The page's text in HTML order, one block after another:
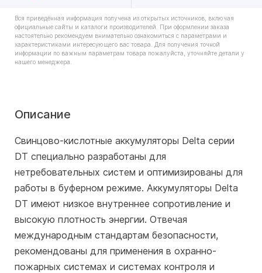
Вся приведённая информация получена из открытых источников, включая
официальные сайты и каталоги производителей. При оформлении заказа
настоятельно рекомендуем внимательно ознакомиться с параметрами и
характеристиками интересующего вас товара. Для получения точной
информации по важным параметрам товара пожалуйста, уточняйте детали у
нашего менеджера.
Описание
Свинцово-кислотные аккумуляторы Delta серии
DT специально разработаны для
нетребовательных систем и оптимизированы для
работы в буферном режиме. Аккумуляторы Delta
DT имеют низкое внутреннее сопротивление и
высокую плотность энергии. Отвечая
международным стандартам безопасности,
рекомендованы для применения в охранно-
пожарных системах и системах контроля и